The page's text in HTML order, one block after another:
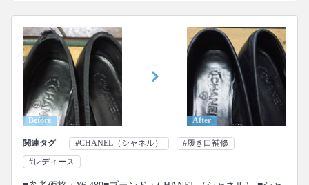
Before After
関連タグ #CHANEL（シャネル）
#履き口補修
#レディース
...